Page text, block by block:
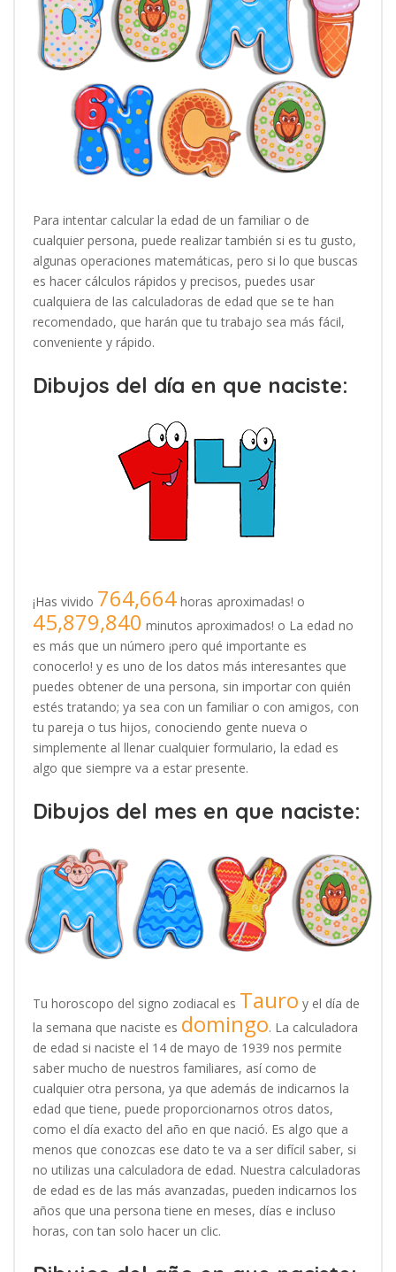
Para intentar calcular la edad de un familiar o de
cualquier persona, puede realizar también si es tu gusto,
algunas operaciones matemáticas, pero si lo que buscas
es hacer cálculos rápidos y precisos, puedes usar
cualquiera de las calculadoras de edad que se te han
recomendado, que harán que tu trabajo sea más fácil,
conveniente y rápido.
Dibujos del día en que naciste:
¡Has vivido 764,664 horas aproximadas! o
45,879,840 minutos aproximados! o La edad no
es más que un número ¡pero qué importante es
conocerlo! y es uno de los datos más interesantes que
puedes obtener de una persona, sin importar con quién
estés tratando; ya sea con un familiar o con amigos, con
tu pareja o tus hijos, conociendo gente nueva o
simplemente al llenar cualquier formulario, la edad es
algo que siempre va a estar presente.
Dibujos del mes en que naciste:
Tu horoscopo del signo zodiacal es Tauro y el día de
la semana que naciste es domingo. La calculadora
de edad si naciste el 14 de mayo de 1939 nos permite
saber mucho de nuestros familiares, así como de
cualquier otra persona, ya que además de indicarnos la
edad que tiene, puede proporcionarnos otros datos,
como el día exacto del año en que nació. Es algo que a
menos que conozcas ese dato te va a ser difícil saber, si
no utilizas una calculadora de edad. Nuestra calculadoras
de edad es de las más avanzadas, pueden indicarnos los
años que una persona tiene en meses, días e incluso
horas, con tan solo hacer un clic.